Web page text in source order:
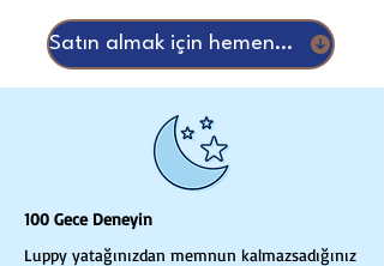
Satın almak için hemen kaydır
100 Gece Deneyin
Luppy yatağınızdan memnun kalmazsadığınız